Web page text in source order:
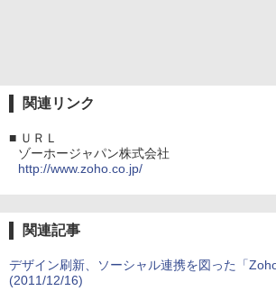
関連リンク
■ ＵＲＬ
ゾーホージャパン株式会社
http://www.zoho.co.jp/
関連記事
デザイン刷新、ソーシャル連携を図った「
(2011/12/16)